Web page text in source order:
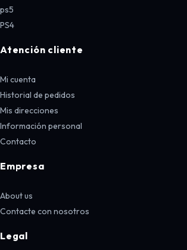
ps5
PS4
Atención cliente
Mi cuenta
Historial de pedidos
Mis direcciones
Información personal
Contacto
Empresa
About us
Contacte con nosotros
Legal